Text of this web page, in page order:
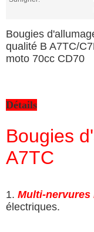
Bougies
qualité B A7TC/
moto 70cc CD70
Détails
Bougies
A7TC
1. Multi-nervures
électriques.